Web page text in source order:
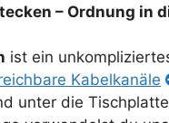
– Ordnung in
ist ein
Kabelkanäle
unter die